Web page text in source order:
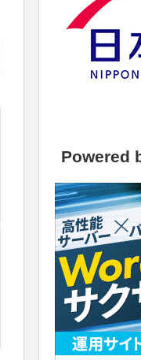
Powered